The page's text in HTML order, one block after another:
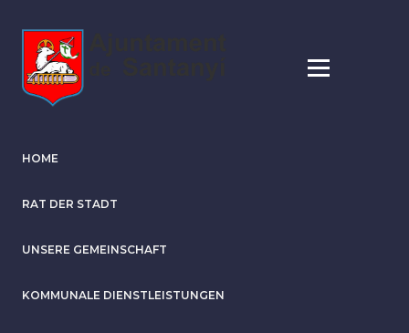
zum
Inhalt
HOME
RAT DER STADT
UNSERE GEMEINSCHAFT
KOMMUNALE DIENSTLEISTUNGEN